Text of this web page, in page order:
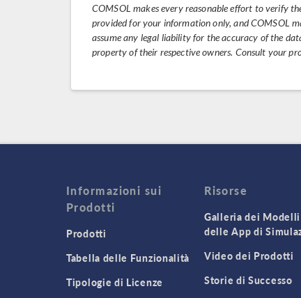
COMSOL makes every reasonable effort to verify
provided for your information only, and COMSOL
assume any legal liability for the accuracy of the
property of their respective owners. Consult your
Informazioni sui
Prodotti
Prodotti
Tabella delle Funzionalità
Tipologie di Licenze
Risorse
Galleria dei
delle App di
Video dei Prodotti
Storie di Successo